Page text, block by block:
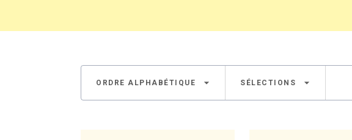
ORDRE ALPHABÉTIQUE arrow_drop_down SÉLECTIONS arrow_drop_down